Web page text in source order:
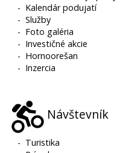
- Kalendár podujatí
-Služby
- Foto galéria
- Investičné akcie
- Hornoorešan
- Inzercia
Návštevník
- Turistika